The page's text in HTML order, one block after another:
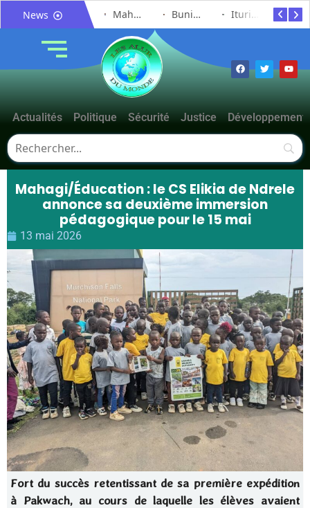
News
Bunia : le gouverneur du Haut-Uélé, Jean Bakomito Gambu, en mission de travail pour renforcer la coordination sécuritaire et sanitaire avec l’Ituri
Actualités Politique Sécurité Justice Développement
Mahagi/Éducation : le CS Elikia de Ndrele
annonce sa deuxième immersion
pédagogique pour le 15 mai
13 mai 2026
Fort du succès retentissant de sa première expédition
à Pakwach, au cours de laquelle les élèves avaient